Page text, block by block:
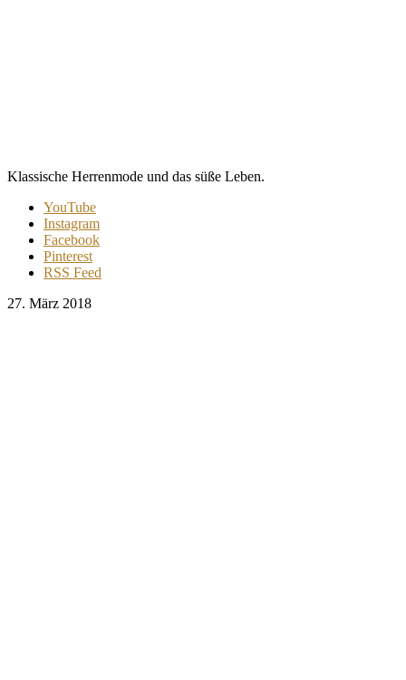
Klassische Herrenmode und das süße Leben.
YouTube
Instagram
Facebook
Pinterest
RSS Feed
27. März 2018